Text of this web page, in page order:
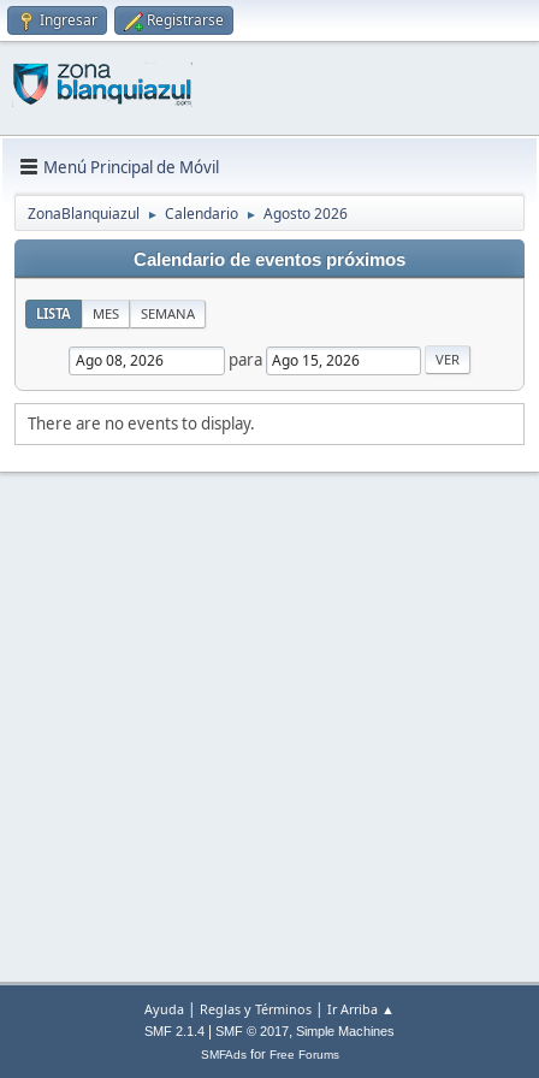
Ingresar Registrarse
Menú Principal de Móvil
ZonaBlanquiazul ► Calendario ► Agosto 2026
Calendario de eventos próximos
LISTA MES SEMANA
para
There are no events to display.
Ayuda | Reglas y Términos | Ir Arriba ▲
SMF 2.1.4 SMF © 2017, Simple Machines
SMFAdsfor Free Forums